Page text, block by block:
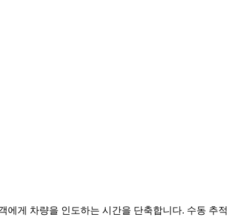
에게 차량을 인도하는 시간을 단축합니다. 수동 추적